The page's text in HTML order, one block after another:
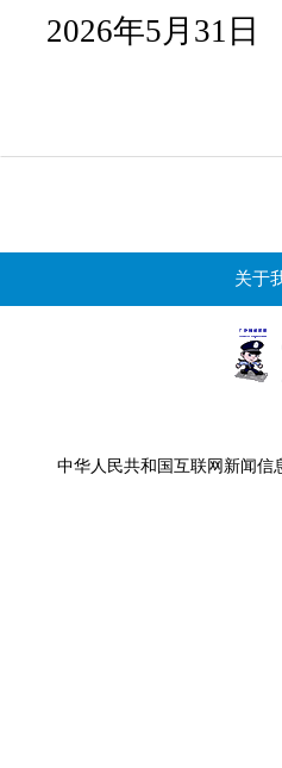
2026年5月31日
关于
中华人民共和国互联网新闻信